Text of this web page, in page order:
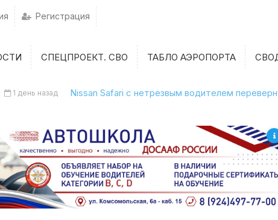
Регистрация
СПЕЦПРОЕКТ. СВО ТАБЛО АЭРОПОРТА
1 день назад Nissan Safari с нетрезвым водителем